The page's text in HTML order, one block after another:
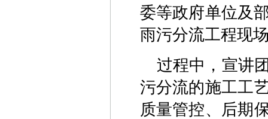
委等政府单位及
雨污分流工程现
过程中，宣讲
污分流的施工工
质量管控、后期